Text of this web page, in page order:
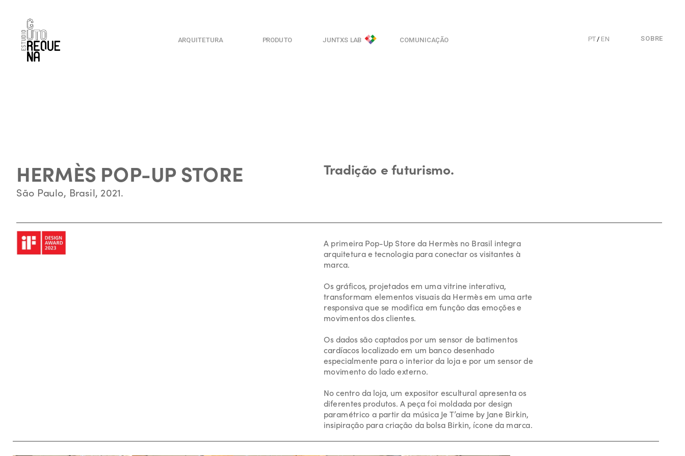
SOBRE
PT / EN
PRODUTO
ARQUITETURA JUNTXS LAB COMUNICAÇÃO
HERMÈS POP-UP STORE
São Paulo, Brasil, 2021.
Tradição e futurismo.
A primeira Pop-Up Store da Hermès no Brasil integra
arquitetura e tecnologia para conectar os visitantes à
marca.
Os gráficos, projetados em uma vitrine interativa,
transformam elementos visuais da Hermès em uma arte
responsiva que se modifica em função das emoções e
movimentos dos clientes.
Os dados são captados por um sensor de batimentos
cardíacos localizado em um banco desenhado
especialmente para o interior da loja e por um sensor de
movimento do lado externo.
No centro da loja, um expositor escultural apresenta os
diferentes produtos. A peça foi moldada por design
paramétrico a partir da música Je T’aime by Jane Birkin,
insipiração para criação da bolsa Birkin, ícone da marca.